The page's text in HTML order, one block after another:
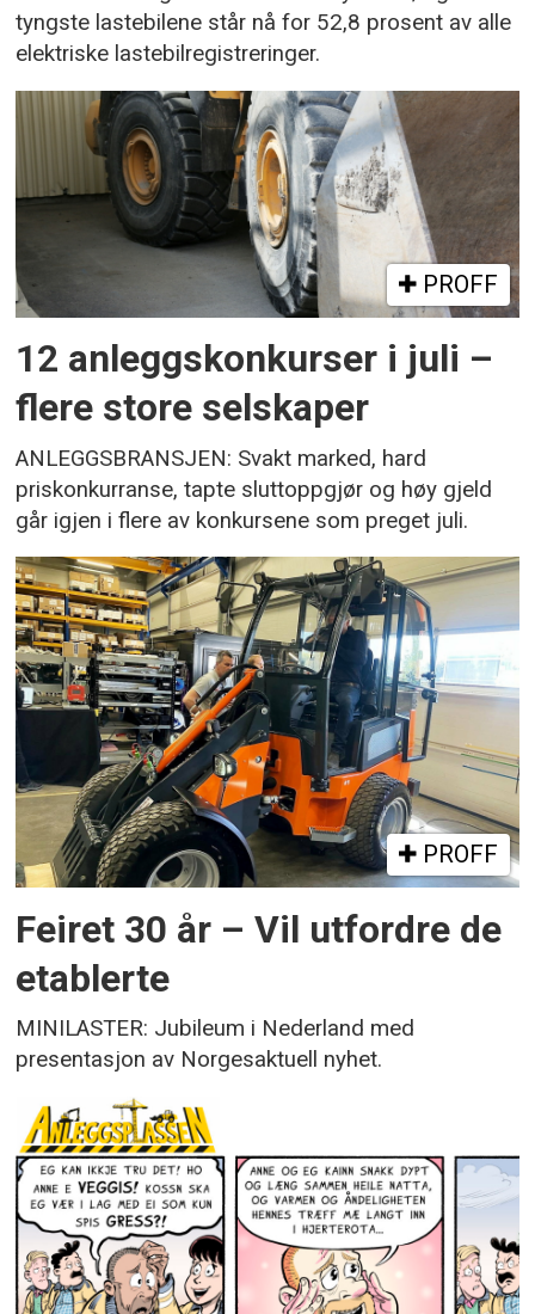
tyngste lastebilene står nå for 52,8 prosent av alle
elektriske lastebilregistreringer.
PROFF
12 anleggskonkurser i juli –
flere store selskaper
ANLEGGSBRANSJEN: Svakt marked, hard
priskonkurranse, tapte sluttoppgjør og høy gjeld
går igjen i flere av konkursene som preget juli.
PROFF
Feiret 30 år – Vil utfordre de
etablerte
MINILASTER: Jubileum i Nederland med
presentasjon av Norgesaktuell nyhet.